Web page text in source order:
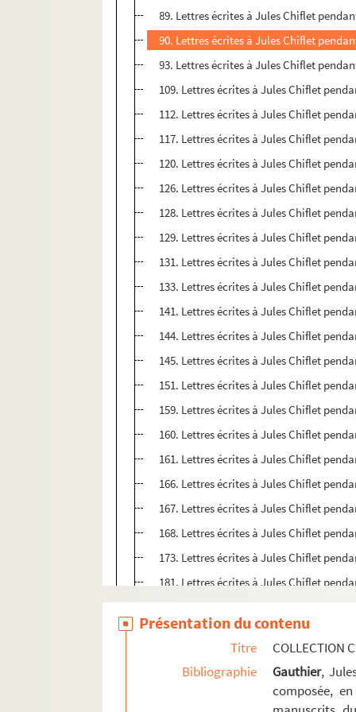
89. Lettres écrites à Jules Chiflet
90. Lettres écrites à Jules Chiflet
93. Lettres écrites à Jules Chiflet
109. Lettres écrites à Jules Chiflet
112. Lettres écrites à Jules Chiflet
117. Lettres écrites à Jules Chiflet
120. Lettres écrites à Jules Chiflet
126. Lettres écrites à Jules Chiflet
128. Lettres écrites à Jules Chiflet
129. Lettres écrites à Jules Chiflet
131. Lettres écrites à Jules Chiflet
133. Lettres écrites à Jules Chiflet
141. Lettres écrites à Jules Chiflet
144. Lettres écrites à Jules Chiflet
145. Lettres écrites à Jules Chiflet
151. Lettres écrites à Jules Chiflet
159. Lettres écrites à Jules Chiflet
160. Lettres écrites à Jules Chiflet
161. Lettres écrites à Jules Chiflet
166. Lettres écrites à Jules Chiflet
167. Lettres écrites à Jules Chiflet
168. Lettres écrites à Jules Chiflet
173. Lettres écrites à Jules Chiflet
181. Lettres écrites à Jules Chiflet
183. Lettres écrites à Jules Chiflet
190. Lettres écrites à Jules Chiflet
196. Lettres écrites à Jules Chiflet
201. Lettres écrites à Jules Chiflet
220. Lettres écrites à Jules Chiflet
Présentation du contenu
Titre
COLLECTION
Bibliographie
Gauthier,
composée,